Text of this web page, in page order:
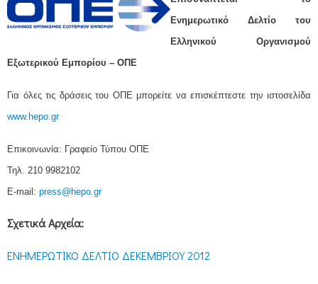
Ενημερωτικό Δελτίο του
Ελληνικού Οργανισμού
Εξωτερικού Εμπορίου – ΟΠΕ
Για όλες τις δράσεις του ΟΠΕ μπορείτε να επισκέπτεστε την ιστοσελίδα
www.hepo.gr
Επικοινωνία: Γραφείο Τύπου ΟΠΕ
Τηλ. 210 9982102
E-mail: press@hepo.gr
Σχετικά Αρχεία:
ΕΝΗΜΕΡΩΤΙΚΟ ΔΕΛΤΙΟ ΔΕΚΕΜΒΡΙΟΥ 2012